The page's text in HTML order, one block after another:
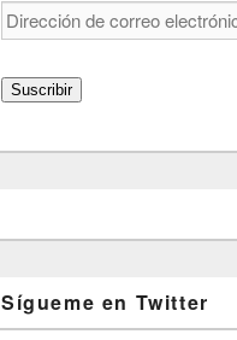
Dirección
de
electrónico
Suscribir
Sígueme en Twitter